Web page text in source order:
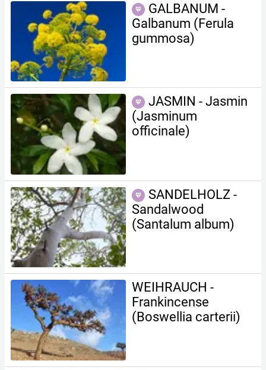
GALBANUM -
Galbanum (Ferula
gummosa)
JASMIN - Jasmin
(Jasminum
officinale)
SANDELHOLZ -
Sandalwood
(Santalu m album)
WEIHRAUCH -
Frankincense
(Boswellia carterii)